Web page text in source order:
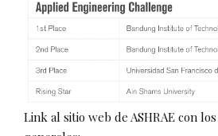
Link al sitio web de ASHRAE con